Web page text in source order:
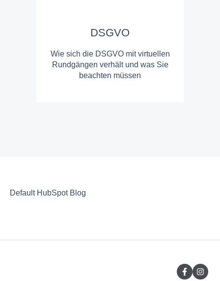
DSGVO
Wie sich die DSGVO mit virtuellen
Rundgängen verhält und was Sie
beachten müssen
Default HubSpot Blog